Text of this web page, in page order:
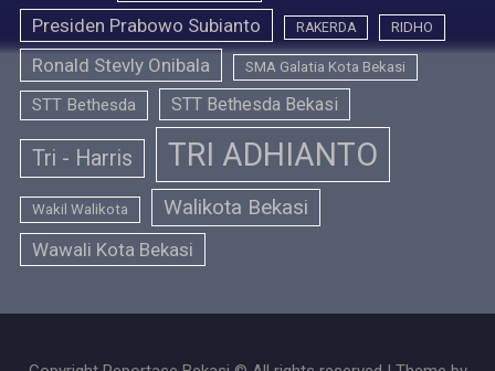
Presiden Prabowo Subianto RAKERDA RIDHO
Ronald Stevly Onibala SMA Galatia Kota Bekasi
STT Bethesda STT Bethesda Bekasi
Tri - Harris TRI ADHIANTO
Wakil Walikota Walikota Bekasi
Wawali Kota Bekasi